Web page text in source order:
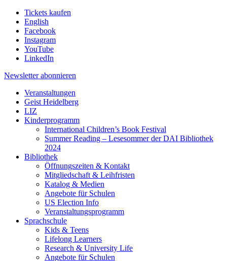
Tickets kaufen
English
Facebook
Instagram
YouTube
LinkedIn
Newsletter abonnieren
Veranstaltungen
Geist Heidelberg
LIZ
Kinderprogramm
International Children’s Book Festival
Summer Reading – Lesesommer der DAI Bibliothek
2024
Bibliothek
Öffnungszeiten & Kontakt
Mitgliedschaft & Leihfristen
Katalog & Medien
Angebote für Schulen
US Election Info
Veranstaltungsprogramm
Sprachschule
Kids & Teens
Lifelong Learners
Research & University Life
Angebote für Schulen